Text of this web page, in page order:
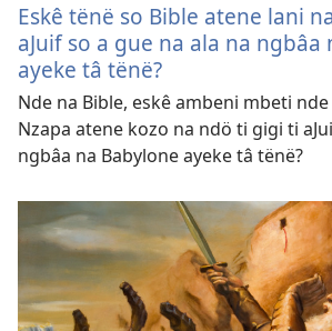
Eskê tënë so Bible atene lani
aJuif so a gue na ala na ngbâa
ayeke tâ tënë?
Nde na Bible, eskê ambeni mbeti
Nzapa atene kozo na ndö ti gigi ti
ngbâa na Babylone ayeke tâ tënë?